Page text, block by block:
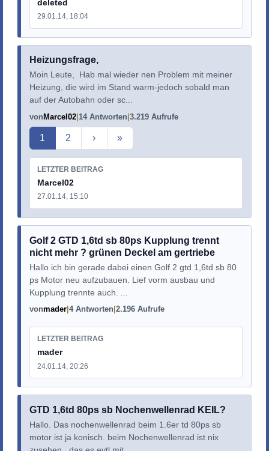
deleted
29.01.14, 18:04
Heizungsfrage,
Moin Leute, Hab mal wieder nen Problem mit meiner
Heizung, die wird im Stand warm-jedoch sobald man
auf der Autobahn oder sc...
vonMarcel02 14 Antworten 3.219 Aufrufe
Aktuelle Seite
1 2 › »
LETZTER BEITRAG
Marcel02
27.01.14, 15:10
Golf 2 GTD 1,6td sb 80ps Kupplung trennt
nicht mehr ? grünen Deckel am gertriebe
Hallo ich bin gerade dabei einen Golf 2 gtd 1,6td sb 80
ps Motor neu aufzubauen. Lief vorm ausbau und
Kupplung trennte auch. ...
vonmader 4 Antworten 2.196 Aufrufe
LETZTER BEITRAG
mader
24.01.14, 20:26
GTD 1,6td 80ps sb Nochenwellenrad KEIL?
Hallo. Das nochenwellenrad beim 1.6er td 80ps sb
motor ist ja konisch. beim Nochenwellenrad ist nix